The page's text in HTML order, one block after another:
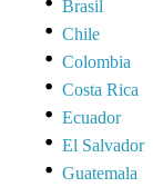
Brasil
Chile
Colombia
Costa Rica
Ecuador
El Salvador
Guatemala